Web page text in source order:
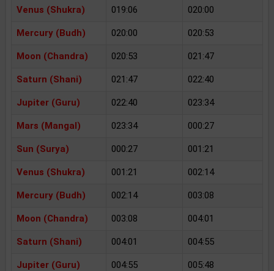
Venus (Shukra) 019:06 020:00
Mercury (Budh) 020:00 020:53
Moon (Chandra) 020:53 021:47
Saturn (Shani) 021:47 022:40
Jupiter (Guru) 022:40 023:34
Mars (Mangal) 023:34 000:27
Sun (Surya) 000:27 001:21
Venus (Shukra) 001:21 002:14
Mercury (Budh) 002:14 003:08
Moon (Chandra) 003:08 004:01
Saturn (Shani) 004:01 004:55
Jupiter (Guru) 004:55 005:48